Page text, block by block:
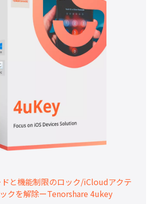
と機能制限のロック/iCloudアクテ
クを解除ーTenorshare 4ukey